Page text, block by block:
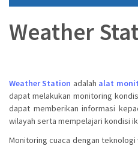
Weather
Weather Station adalah alat
dapat melakukan monitoring
dapat memberikan informasi
wilayah serta mempelajari kondisi
Monitoring cuaca dengan